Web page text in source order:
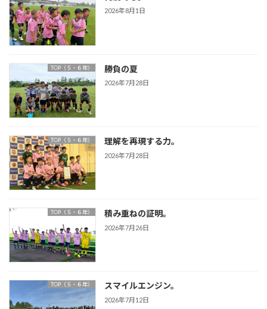
2026年8月1日
TOP（５・６年） 勝負の夏
2026年7月28日
TOP（５・６年） 理解を再現する力。
2026年7月28日
TOP（５・６年） 積み重ねの証明。
2026年7月26日
TOP（５・６年） スマイルエンジン。
2026年7月12日